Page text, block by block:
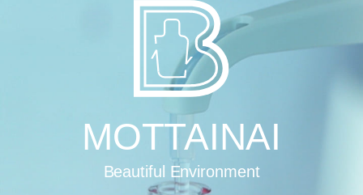
MOTTAINAI
Beautiful Environment
Beautiful Environment
Reuse, Recycle,
Replace with
Beautiful